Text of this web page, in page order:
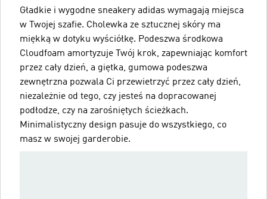
Gładkie i wygodne sneakery adidas wymagają miejsca
w Twojej szafie. Cholewka ze sztucznej skóry ma
miękką w dotyku wyściółkę. Podeszwa środkowa
Cloudfoam amortyzuje Twój krok, zapewniając komfort
przez cały dzień, a giętka, gumowa podeszwa
zewnętrzna pozwala Ci przewietrzyć przez cały dzień,
niezależnie od tego, czy jesteś na dopracowanej
podłodze, czy na zarośniętych ścieżkach.
Minimalistyczny design pasuje do wszystkiego, co
masz w swojej garderobie.